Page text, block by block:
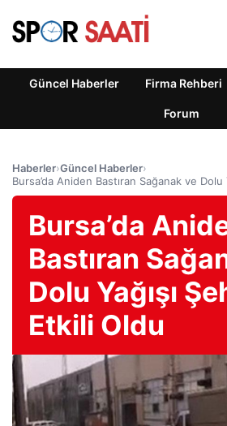
Güncel Haberler Firma Rehberi
Forum
Haberler›Güncel Haberler›
Bursa’da Aniden Bastıran Sağanak ve Dolu
Bursa’da
Bastıran
Dolu Yağışı
Etkili Oldu